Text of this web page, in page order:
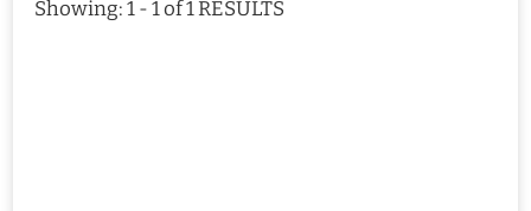
Showing: 1 - 1 of 1 RESULTS